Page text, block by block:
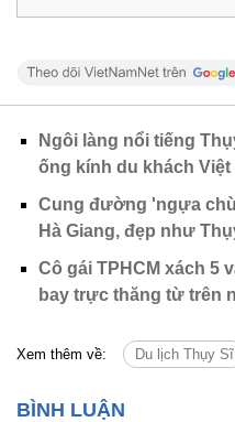
Ngôi làng nổi tiếng
ống kính du khách Việt
Cung đường 'ngựa
Hà Giang, đẹp như
Cô gái TPHCM xách 5
bay trực thăng từ trên
Xem thêm về: Du lịch Thụy Sĩ